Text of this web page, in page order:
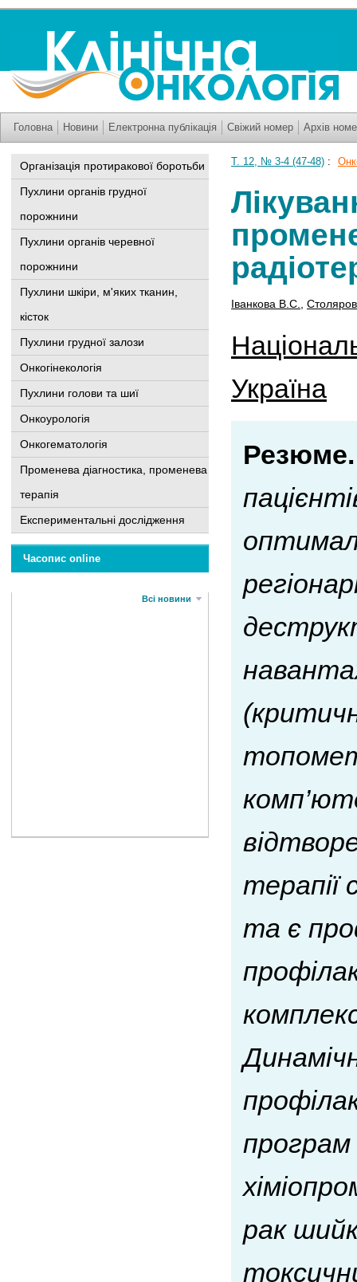
Головна Новини Електронна публікація Свіжий номер Архів
Організація протиракової боротьби
Пухлини органів грудної
порожнини
Пухлини органів черевної
порожнини
Пухлини шкіри, м'яких тканин,
кісток
Пухлини грудної залози
Онкогінекологія
Пухлини голови та шиї
Онкоурологія
Онкогематологія
Променева діагностика, променева
терапія
Експериментальні дослідження
Часопис online
Всі новини
Т. 12, № 3-4 (47-48) :
Іванкова В.С.
Україна
Резюме.
терапії
та є
рак